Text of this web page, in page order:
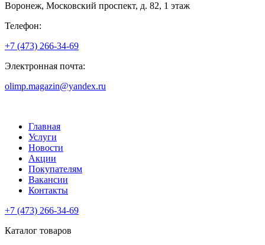
Воронеж, Московский проспект, д. 82, 1 этаж
Телефон:
+7 (473) 266-34-69
Электронная почта:
olimp.magazin@yandex.ru
Главная
Услуги
Новости
Акции
Покупателям
Вакансии
Контакты
+7 (473) 266-34-69
Каталог товаров